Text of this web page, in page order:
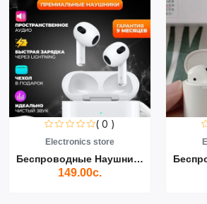
Беспроводные Наушники Air...
Electronics store
Беспроводные Наушники Air...